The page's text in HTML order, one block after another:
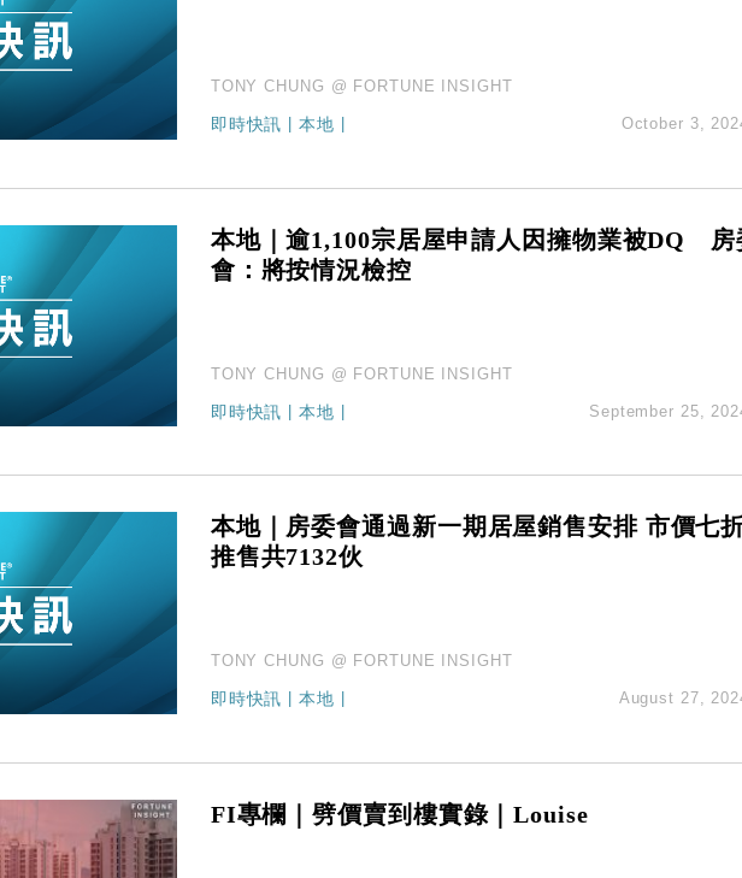
TONY CHUNG @ FORTUNE INSIGHT
即時快訊 |本地 October 3,
本地｜逾1,100宗居屋申請人因擁物業被DQ 房
會：將按情況檢控
TONY CHUNG @ FORTUNE INSIGHT
即時快訊 |本地 September 25,
本地｜房委會通過新一期居屋銷售安排 市價七
推售共7132伙
TONY CHUNG @ FORTUNE INSIGHT
即時快訊 |本地 August 27,
FI專欄｜劈價賣到樓實錄｜Louise